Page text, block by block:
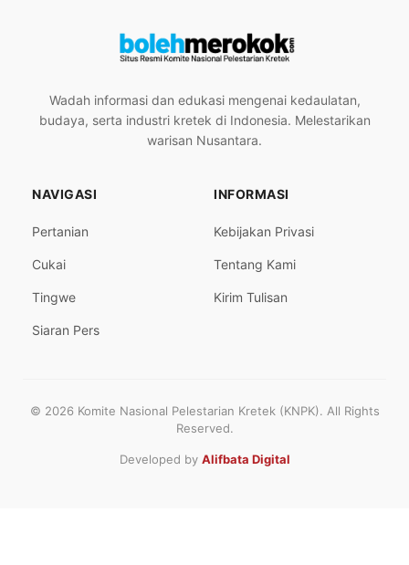
Wadah informasi dan edukasi mengenai kedaulatan,
budaya, serta industri kretek di Indonesia. Melestarikan
warisan Nusantara.
NAVIGASI
Pertanian
Cukai
Tingwe
Siaran Pers
INFORMASI
Kebijakan Privasi
Tentang Kami
Kirim Tulisan
© 2026 Komite Nasional Pelestarian Kretek (KNPK). All Rights
Reserved.
Developed by Alifbata Digital